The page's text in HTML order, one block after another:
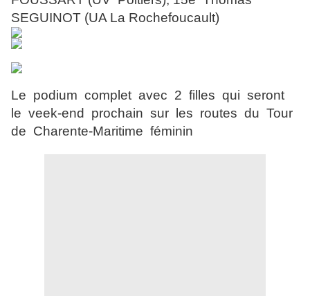
SEGUINOT (UA La Rochefoucault)
Le podium complet avec 2 filles qui seront
le veek-end prochain sur les routes du Tour
de Charente-Maritime féminin